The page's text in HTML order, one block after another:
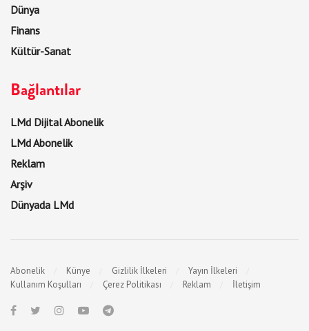
Dünya
Finans
Kültür-Sanat
Bağlantılar
LMd Dijital Abonelik
LMd Abonelik
Reklam
Arşiv
Dünyada LMd
Abonelik Künye Gizlilik İlkeleri
Yayın İlkeleri
Kullanım Koşulları
Çerez Politikası Reklam İletişim